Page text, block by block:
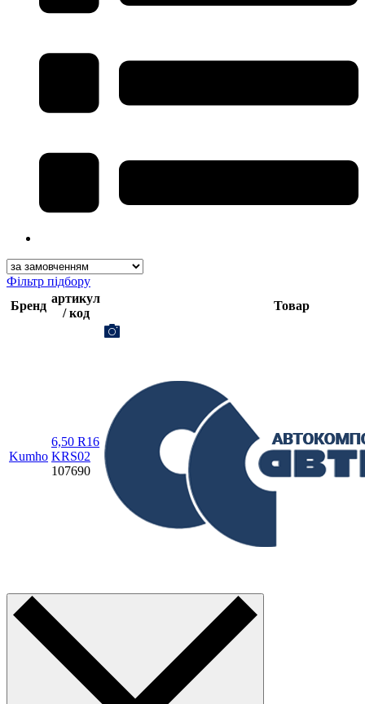
Фільтр підбору
Бренд
артикул
/ код
Товар
Kumho
6,50 R16
KRS02
107690